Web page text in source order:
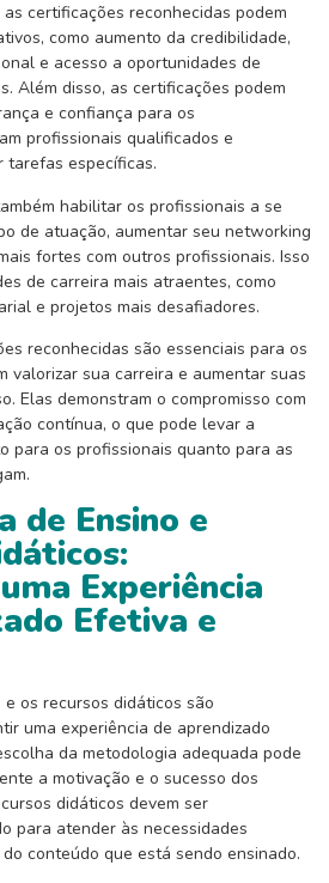
certificações reconhecidas podem
como aumento da credibilidade,
e acesso a oportunidades de
Além disso, as certificações podem
e confiança para os
profissionais qualificados e
tarefas específicas.
habilitar os profissionais a se
de atuação, aumentar seu networking
fortes com outros profissionais. Isso
de carreira mais atraentes, como
e projetos mais desafiadores.
reconhecidas são essenciais para os
valorizar sua carreira e aumentar suas
Elas demonstram o compromisso com
contínua, o que pode levar a
para os profissionais quanto para as
de Ensino e
Experiência
Efetiva e
os recursos didáticos são
uma experiência de aprendizado
da metodologia adequada pode
a motivação e o sucesso dos
didáticos devem ser
para atender às necessidades
conteúdo que está sendo ensinado.